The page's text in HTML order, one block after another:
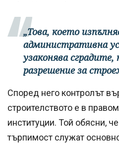
„Това, което
административна
узаконява
разрешение за
Според него контролът
строителството е в
институции. Той обясни,
търпимост служат